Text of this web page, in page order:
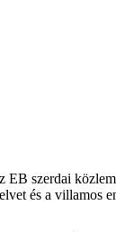
EB szerdai
és a villamos